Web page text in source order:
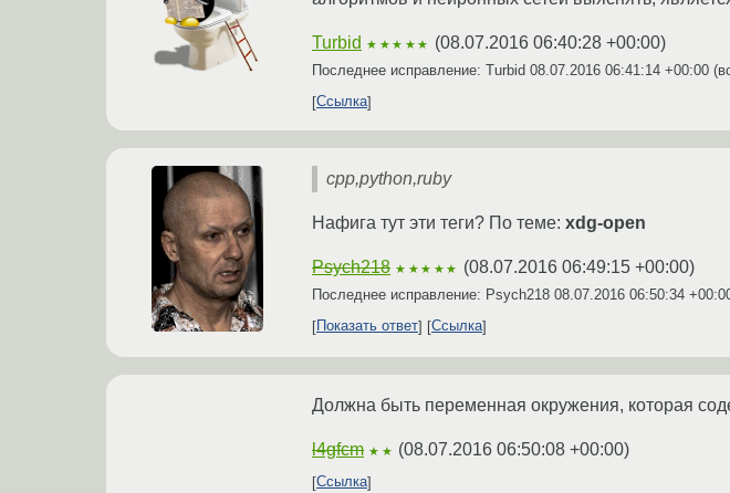
Turbid ★★★★★ (08.07.2016 06:40:28 +00:00)
Последнее исправление: Turbid 08.07.2016 06:41:14 +00:00
Ссылка
cpp,python,ruby
Нафига тут эти теги? По теме: xdg-open
Psych218 ★★★★★ (08.07.2016 06:49:15 +00:00)
Последнее исправление: Psych218 08.07.2016 06:50:34
Показать ответ
Ссылка
Должна быть переменная окружения, которая
l4gfcm ★★ (08.07.2016 06:50:08 +00:00)
Ссылка